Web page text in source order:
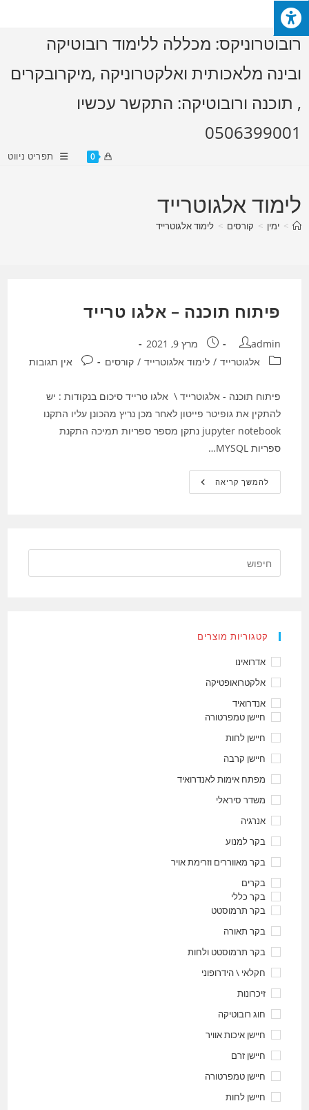
Skip
to
content
רובוטרוניקס: מכללה ללימוד רובוטיקה
ובינה מלאכותית ואלקטרוניקה ,מיקרובקרים
, תוכנה ורובוטיקה: התקשר עכשיו
0506399001
0 תפריט ניווט
לימוד אלגוטרייד
> ימין > קורסים > לימוד אלגוטרייד
פיתוח תוכנה – אלגו טרייד
מחבר:
admin פורסם:מרץ 9, 2021
קטגוריה:אלגוטרייד / לימוד אלגוטרייד / קורסים תגובות:אין תגובות
פיתוח תוכנה - אלגוטרייד \ אלגו טרייד סיכום בנקודות : יש
להתקין את גופיטר פייטון לאחר מכן נריץ מהכונן עליו התקנו
jupyter notebook נתקן מספר ספריות תמיכה התקנת
ספריות MYSQL…
להמשך קריאהפיתוח
תוכנה
קטגוריות מוצרים
אדרואינו
אלקטרואופטיקה
אנדרואיד
חיישן טמפרטורה
חיישן לחות
חיישן קרבה
מפתח אימות לאנדרואיד
משדר סיראלי
אנרגיה
בקר למנוע
בקר מאווררים וזרימת אויר
בקרים
בקר כללי
בקר תרמוסטט
בקר תאורה
בקר תרמוסטט ולחות
חקלאי \ הידרופוני
זיכרונות
חוג רובוטיקה
חיישן איכות אוויר
חיישן זרם
חיישן טמפרטורה
חיישן לחות